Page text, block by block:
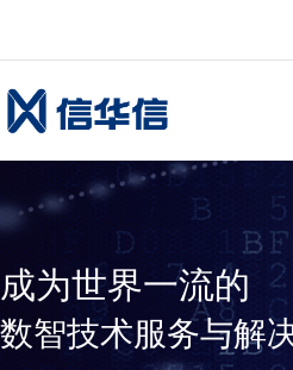
成为世界一流的
数智技术服务与解